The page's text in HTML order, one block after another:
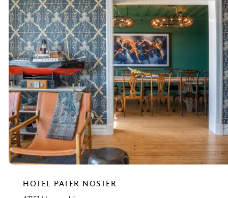
HOTEL PATER NOSTER